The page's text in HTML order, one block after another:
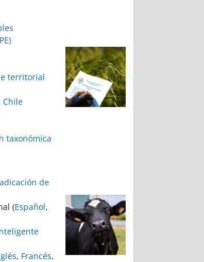
territorial
Chile
taxonómica
de
(Español,
, Francés,